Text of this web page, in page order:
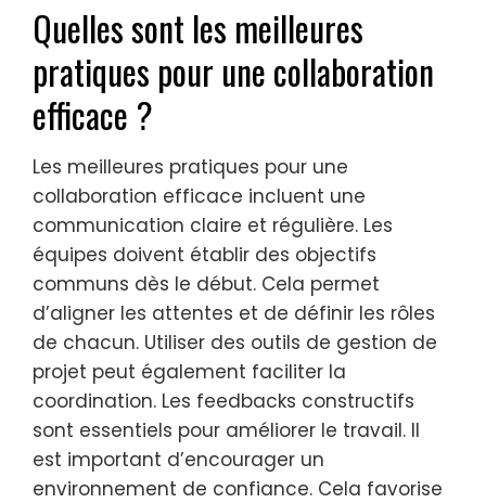
Quelles sont les meilleures
pratiques pour une collaboration
efficace ?
Les meilleures pratiques pour une
collaboration efficace incluent une
communication claire et régulière. Les
équipes doivent établir des objectifs
communs dès le début. Cela permet
d’aligner les attentes et de définir les rôles
de chacun. Utiliser des outils de gestion de
projet peut également faciliter la
coordination. Les feedbacks constructifs
sont essentiels pour améliorer le travail. Il
est important d’encourager un
environnement de confiance. Cela favorise